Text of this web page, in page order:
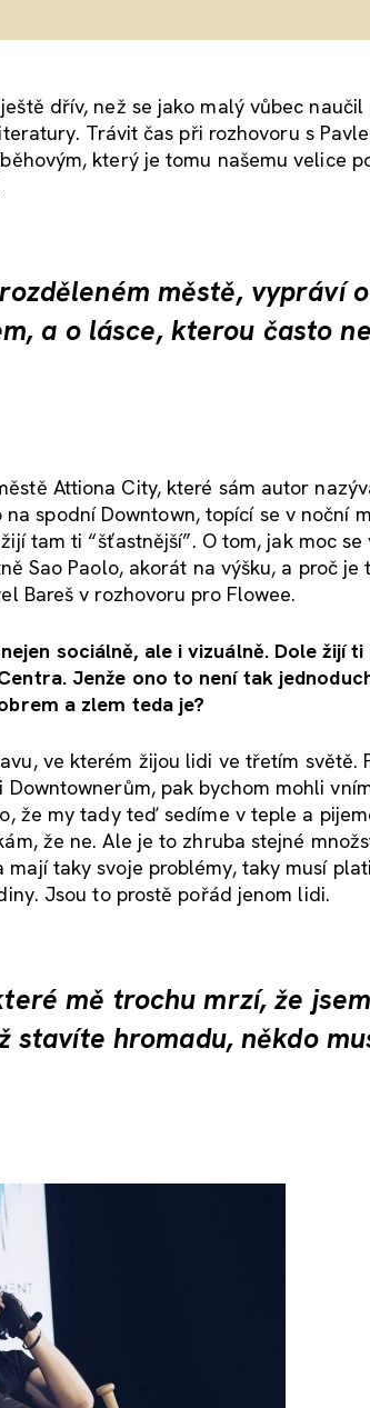
dřív, než se jako malý vůbec naučil
Trávit čas při rozhovoru s
který je tomu našemu velice
městě, vypráví o
a o lásce, kterou často
Attiona City, které sám autor
spodní Downtown, topící se v noční
tam ti “šťastnější”. O tom, jak moc se
Sao Paolo, akorát na výšku, a proč je
Bareš v rozhovoru pro Flowee.
sociálně, ale i vizuálně. Dole žijí ti
Jenže ono to není tak
a zlem teda je?
ve kterém žijou lidi ve třetím světě.
pak bychom mohli
že my tady teď sedíme v teple a
že ne. Ale je to zhruba stejné
taky svoje problémy, taky musí
Jsou to prostě pořád jenom lidi.
mě trochu mrzí, že
stavíte hromadu, někdo